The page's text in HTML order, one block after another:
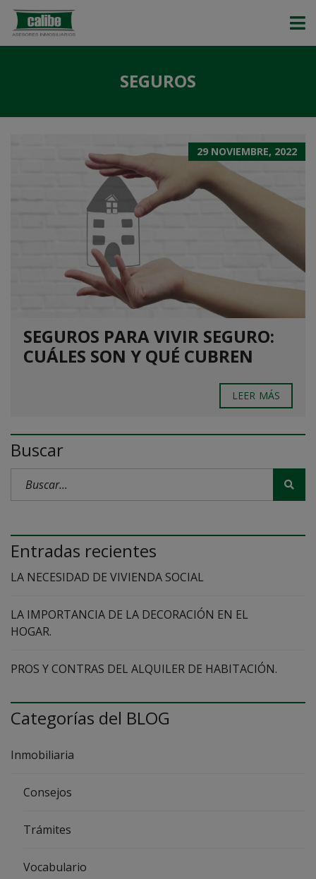
SEGUROS
29 NOVIEMBRE, 2022
SEGUROS PARA VIVIR SEGURO:
CUÁLES SON Y QUÉ CUBREN
LEER MÁS
Buscar
Entradas recientes
LA NECESIDAD DE VIVIENDA SOCIAL
LA IMPORTANCIA DE LA DECORACIÓN EN EL
HOGAR.
PROS Y CONTRAS DEL ALQUILER DE HABITACIÓN.
Categorías del BLOG
Inmobiliaria
Consejos
Trámites
Vocabulario